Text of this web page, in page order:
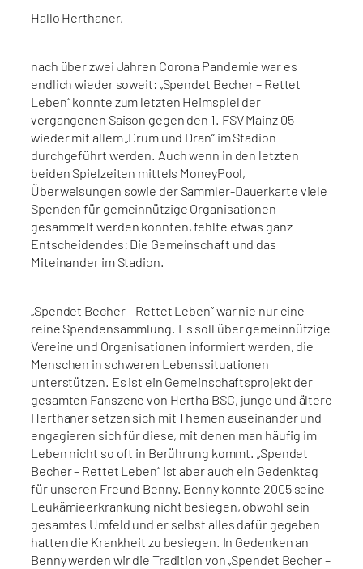
Hallo Herthaner,
nach über zwei Jahren Corona Pandemie war es
endlich wieder soweit: „Spendet Becher – Rettet
Leben“ konnte zum letzten Heimspiel der
vergangenen Saison gegen den 1. FSV Mainz 05
wieder mit allem „Drum und Dran“ im Stadion
durchgeführt werden. Auch wenn in den letzten
beiden Spielzeiten mittels MoneyPool,
Überweisungen sowie der Sammler-Dauerkarte viele
Spenden für gemeinnützige Organisationen
gesammelt werden konnten, fehlte etwas ganz
Entscheidendes: Die Gemeinschaft und das
Miteinander im Stadion.
„Spendet Becher – Rettet Leben“ war nie nur eine
reine Spendensammlung. Es soll über gemeinnützige
Vereine und Organisationen informiert werden, die
Menschen in schweren Lebenssituationen
unterstützen. Es ist ein Gemeinschaftsprojekt der
gesamten Fanszene von Hertha BSC, junge und ältere
Herthaner setzen sich mit Themen auseinander und
engagieren sich für diese, mit denen man häufig im
Leben nicht so oft in Berührung kommt. „Spendet
Becher – Rettet Leben“ ist aber auch ein Gedenktag
für unseren Freund Benny. Benny konnte 2005 seine
Leukämieerkrankung nicht besiegen, obwohl sein
gesamtes Umfeld und er selbst alles dafür gegeben
hatten die Krankheit zu besiegen. In Gedenken an
Benny werden wir die Tradition von „Spendet Becher –